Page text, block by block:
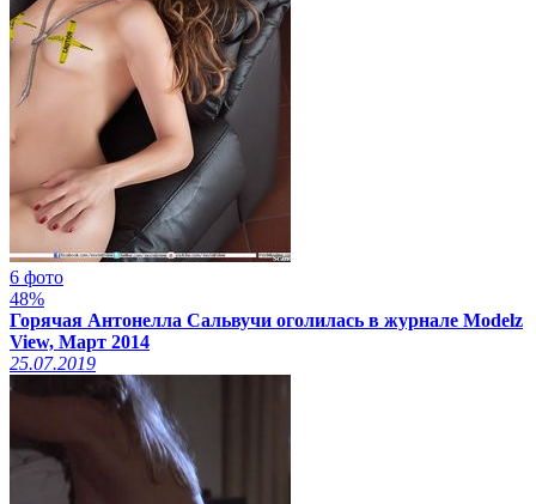
6 фото
48%
Горячая Антонелла Сальвучи оголилась в журнале Modelz
View, Март 2014
25.07.2019